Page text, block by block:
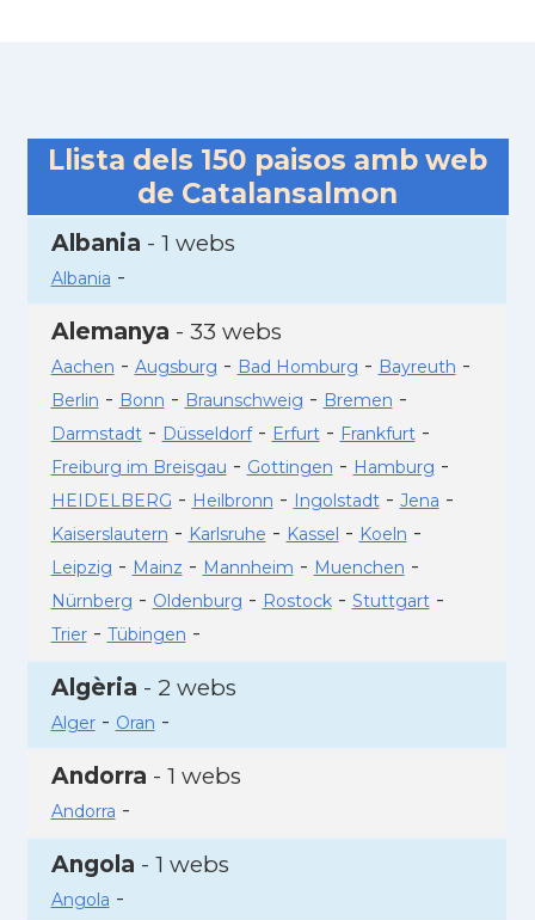
Llista dels 150 paisos amb web
de Catalansalmon
Albania - 1 webs
Albania -
Alemanya - 33 webs
Aachen - Augsburg - Bad Homburg - Bayreuth -
Berlin - Bonn - Braunschweig - Bremen -
Darmstadt- Düsseldorf- Erfurt- Frankfurt-
Freiburg im Breisgau - Gottingen - Hamburg -
HEIDELBERG - Heilbronn - Ingolstadt- Jena -
Kaiserslautern - Karlsruhe - Kassel - Koeln -
Leipzig - Mainz - Mannheim - Muenchen -
Nürnberg - Oldenburg - Rostock- Stuttgart-
Trier- Tübingen -
Algèria - 2 webs
Alger- Oran -
Andorra - 1 webs
Andorra -
Angola - 1 webs
Angola -